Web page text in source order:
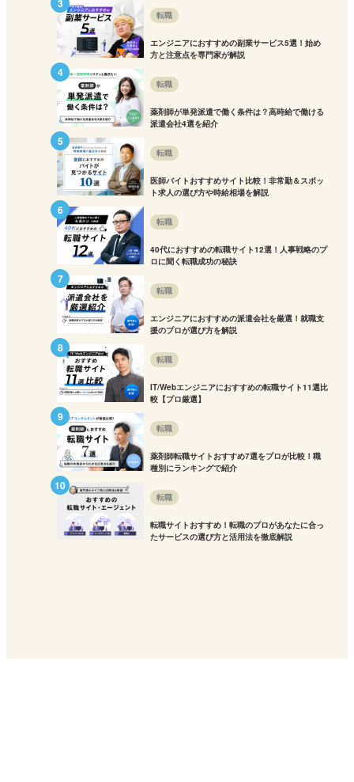
転職
エンジニアにおすすめの副業サービス5選！始め
方と注意点を専門家が解説
転職
薬剤師が単発派遣で働く条件は？高時給で働ける
派遣会社4選を紹介
転職
医師バイトおすすめサイト比較！非常勤＆スポッ
ト求人の選び方や時給相場を解説
転職
40代におすすめの転職サイト12選！人事戦略のプ
ロに聞く転職成功の秘訣
転職
エンジニアにおすすめの派遣会社を厳選！就職支
援のプロが選び方を解説
転職
IT/Webエンジニアにおすすめの転職サイト11選比
較【プロ厳選】
転職
薬剤師転職サイトおすすめ7選をプロが比較！職
種別にランキングで紹介
転職
転職サイトおすすめ！転職のプロがあなたに合っ
たサービスの選び方と活用法を徹底解説